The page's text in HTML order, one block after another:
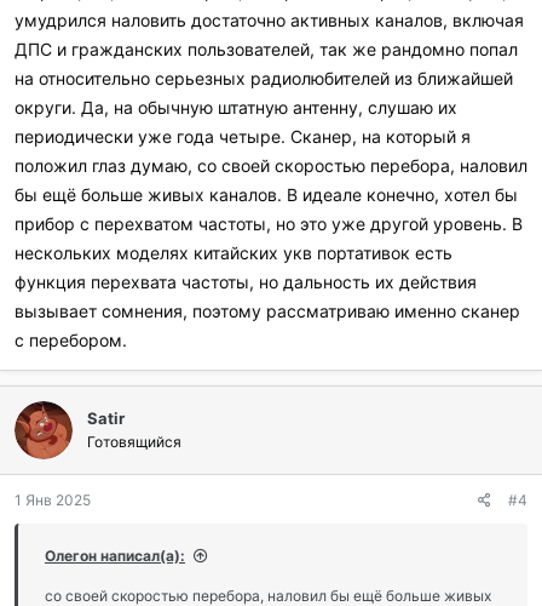
умудрился наловить достаточно активных каналов, включая
ДПС и гражданских пользователей, так же рандомно попал
на относительно серьезных радиолюбителей из ближайшей
округи. Да, на обычную штатную антенну, слушаю их
периодически уже года четыре. Сканер, на который я
положил глаз думаю, со своей скоростью перебора, наловил
бы ещё больше живых каналов. В идеале конечно, хотел бы
прибор с перехватом частоты, но это уже другой уровень. В
нескольких моделях китайских укв портативок есть
функция перехвата частоты, но дальность их действия
вызывает сомнения, поэтому рассматриваю именно сканер
с перебором.
Satir
Готовящийся
1 Янв 2025 #4
Олегон написал(а):
со своей скоростью перебора, наловил бы ещё больше живых